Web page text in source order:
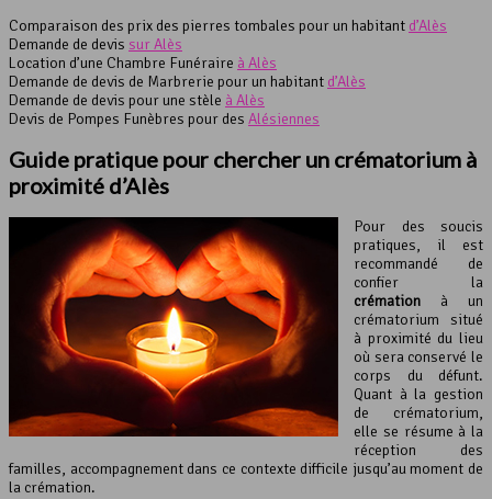
Comparaison des prix des pierres tombales pour un habitant d’Alès
Demande de devis sur Alès
Location d’une Chambre Funéraire à Alès
Demande de devis de Marbrerie pour un habitant d’Alès
Demande de devis pour une stèle à Alès
Devis de Pompes Funèbres pour des Alésiennes
Guide pratique pour chercher un crématorium à
proximité d’Alès
Pour des soucis
pratiques, il est
recommandé de
confier la
crémation à un
crématorium situé
à proximité du lieu
où sera conservé le
corps du défunt.
Quant à la gestion
de crématorium,
elle se résume à la
réception des
familles, accompagnement dans ce contexte difficile jusqu’au moment de
la crémation.